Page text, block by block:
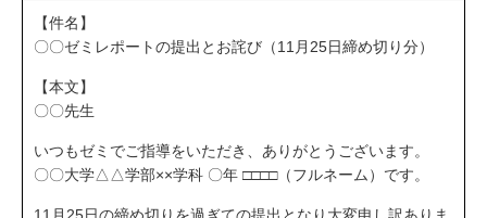
【件名】
〇〇ゼミレポートの提出とお詫び（11月25日締め切り分）
【本文】
〇〇先生
いつもゼミでご指導をいただき、ありがとうございます。
〇〇大学△△学部××学科 〇年 □□□□（フルネーム）です。